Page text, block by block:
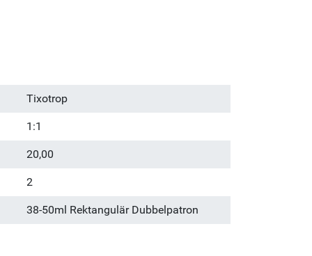
Tixotrop
1:1
20,00
2
38-50ml Rektangulär Dubbelpatron